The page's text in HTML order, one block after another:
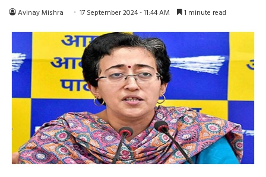
Avinay Mishra 17 September 2024 - 11:44 AM 1 minute read